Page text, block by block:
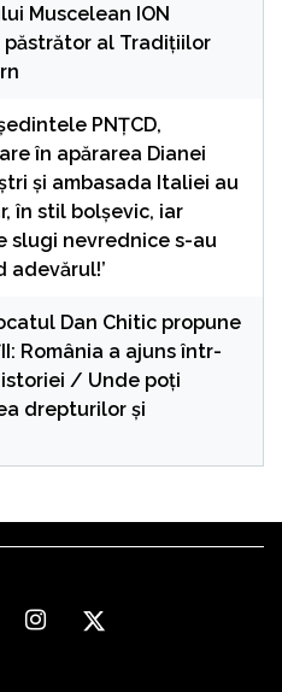
Muscelean ION
păstrător al Tradițiilor
PNȚCD,
în apărarea Dianei
și ambasada Italiei au
în stil bolșevic, iar
slugi nevrednice s-au
adevărul!’
Dan Chitic propune
România a ajuns într-
/ Unde poți
drepturilor și